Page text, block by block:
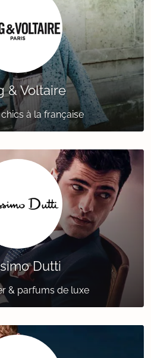
& Voltaire
à la française
Dutti
& parfums de luxe